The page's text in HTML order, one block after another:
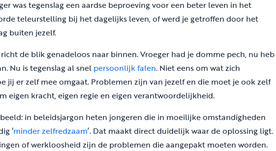
was tegenslag een aardse beproeving voor een beter leven in het
teleurstelling bij het dagelijks leven, of werd je getroffen door het
buiten jezelf.
de blik genadeloos naar binnen. Vroeger had je domme pech, nu heb
Nu is tegenslag al snel persoonlijk falen. Niet eens om wat zich
jij er zelf mee omgaat. Problemen zijn van jezelf en die moet je ook zelf
eigen kracht, eigen regie en eigen verantwoordelijkheid.
in beleidsjargon heten jongeren die in moeilijke omstandigheden
‘minder zelfredzaam’. Dat maakt direct duidelijk waar de oplossing ligt.
of werkloosheid zijn de problemen die aangepakt moeten worden.